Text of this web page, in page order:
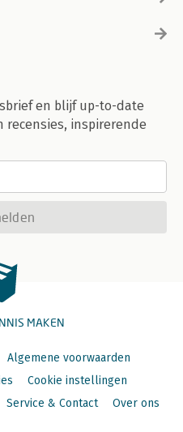
en blijf up-to-date
recensies, inspirerende
MAKEN
Algemene voorwaarden
Cookie instellingen
Service & Contact Over ons